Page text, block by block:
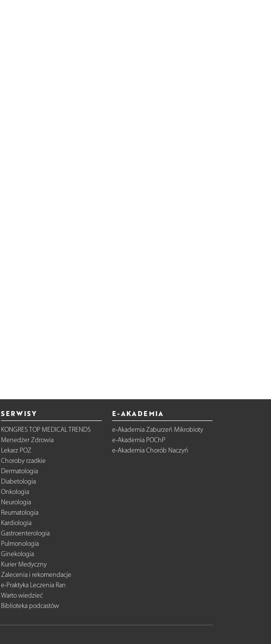
SERWISY
KONGRES TOP MEDICAL TRENDS
Menedżer Zdrowia
Lekarz POZ
Choroby rzadkie
Dermatologia
Diabetologia
Onkologia
Neurologia
Reumatologia
Kardiologia
Gastroenterologia
Pulmonologia
Ginekologia
Kurier Medyczny
Zalecenia i rekomendacje
e-Praktyka Leczenia Ran
Warto wiedzieć
Biblioteka podcastów
E-AKADEMIA
e-Akademia Zaburzeń Mikrobioty
e-Akademia POChP
e-Akademia Chorób Naczyń